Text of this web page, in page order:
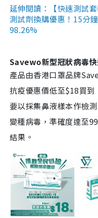
延伸閱讀：【快速測試
測試劑換購優惠！15分
98.26%
Savewo新型冠狀病毒
產品由香港口罩品牌
抗疫優惠價低至$18買到
要以採集鼻液樣本作檢
變種病毒，準確度達至
結果。